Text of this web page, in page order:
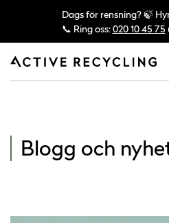
Dags för rensning? 🍃
📞 Ring oss:020 10 45 75
Blogg och